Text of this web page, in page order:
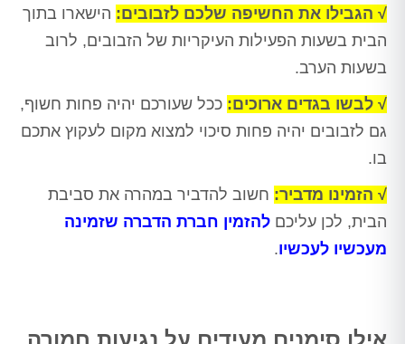
√ הגבילו את החשיפה שלכם לזבובים: הישארו בתוך
הבית בשעות הפעילות העיקריות של הזבובים, לרוב
בשעות הערב.
√ לבשו בגדים ארוכים: ככל שעורכם יהיה פחות חשוף,
גם לזבובים יהיה פחות סיכוי למצוא מקום לעקוץ אתכם
בו.
√ הזמינו מדביר: חשוב להדביר במהרה את סביבת
הבית, לכן עליכם להזמין חברת הדברה שזמינה
מעכשיו לעכשיו.
אילו סימנים מעידים על נגיעות חמורה